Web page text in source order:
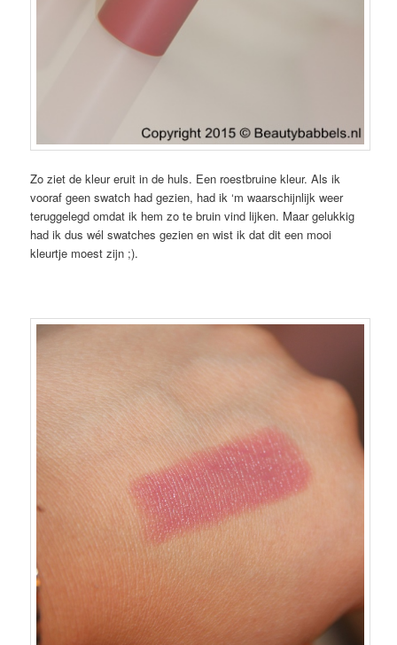
Zo ziet de kleur eruit in de huls. Een roestbruine kleur. Als ik
vooraf geen swatch had gezien, had ik ‘m waarschijnlijk weer
teruggelegd omdat ik hem zo te bruin vind lijken. Maar gelukkig
had ik dus wél swatches gezien en wist ik dat dit een mooi
kleurtje moest zijn ;).